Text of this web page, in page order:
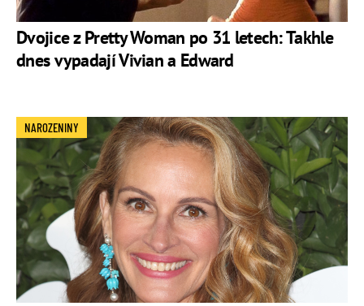
Dvojice z Pretty Woman po 31 letech: Takhle
dnes vypadají Vivian a Edward
NAROZENINY